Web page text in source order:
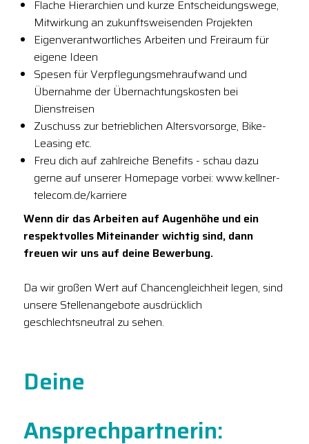
Flache Hierarchien und kurze Entscheidungswege,
Mitwirkung an zukunftsweisenden Projekten
Eigenverantwortliches Arbeiten und Freiraum für
eigene Ideen
Spesen für Verpflegungsmehraufwand und
Übernahme der Übernachtungskosten bei
Dienstreisen
Zuschuss zur betrieblichen Altersvorsorge, Bike-
Leasing etc.
Freu dich auf zahlreiche Benefits - schau dazu
gerne auf unserer Homepage vorbei: www.kellner-
telecom.de/karriere
Wenn dir das Arbeiten auf Augenhöhe und ein
respektvolles Miteinander wichtig sind, dann
freuen wir uns auf deine Bewerbung.
Da wir großen Wert auf Chancengleichheit legen, sind
unsere Stellenangebote ausdrücklich
geschlechtsneutral zu sehen.
Deine
Ansprechpartnerin: